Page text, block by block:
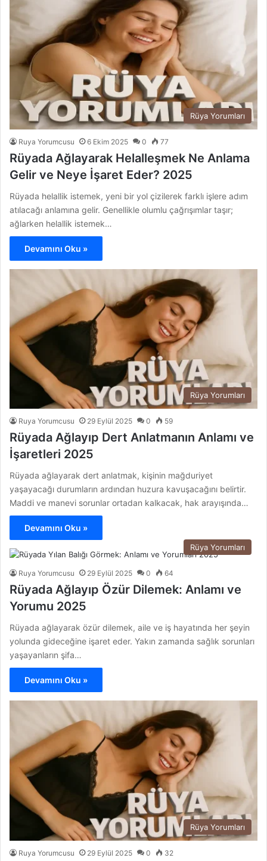
Rüya Yorumları
Ruya Yorumcusu 6 Ekim 2025 0 77
Rüyada Ağlayarak Helalleşmek Ne Anlama
Gelir ve Neye İşaret Eder? 2025
Rüyada helallik istemek, yeni bir yol çizilerek farklı işlere adım
atılacağı anlamına gelir. Genellikle olumlu çağrışımlar taşır;
ağlarken helallik istemek…
Devamını Oku »
Rüya Yorumları
Ruya Yorumcusu 29 Eylül 2025 0 59
Rüyada Ağlayıp Dert Anlatmanın Anlamı ve
İşaretleri 2025
Rüyada ağlayarak dert anlatmak, kişinin mağduriyet
yaşayacağı durumların ardından huzura kavuşacağını belirtir.
Maddi ve manevi sorunlar ortadan kalkacak, hak arayışında…
Devamını Oku »
Rüya Yorumları
Ruya Yorumcusu 29 Eylül 2025 0 64
Rüyada Ağlayıp Özür Dilemek: Anlamı ve
Yorumu 2025
Rüyada ağlayarak özür dilemek, aile ve iş hayatında her şeyin
yolunda gideceğine işaret eder. Yakın zamanda sağlık sorunları
yaşayanların şifa…
Devamını Oku »
Rüya Yorumları
Ruya Yorumcusu 29 Eylül 2025 0 32